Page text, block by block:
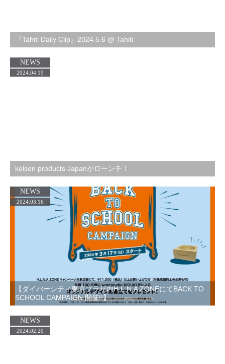
『Tahiti Daily Clip』2024.5.6 @ Tahiti
kelsen products Japanがローンチ！
NEWS
2024.04.19
【ダイバーシティ東京プラザ内H.L.N.A ZONEにてBACK TO
SCHOOL CAMPAIGN 開催!!】
NEWS
2024.03.16
NEWS
2024.02.20